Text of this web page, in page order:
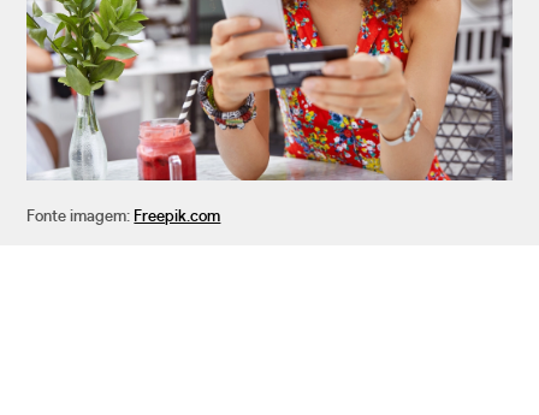
Fonte imagem: Freepik.com